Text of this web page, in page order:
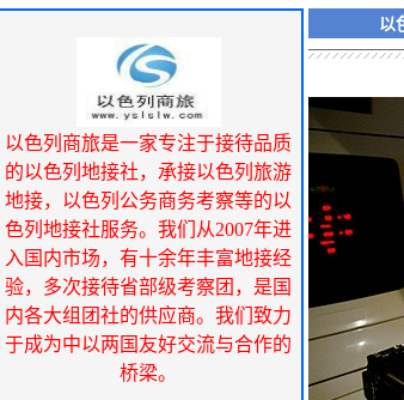
以色列商旅是一家专注于接待品质
的以色列地接社，承接以色列旅游
地接，以色列公务商务考察等的以
色列地接社服务。我们从2007年进
入国内市场，有十余年丰富地接经
验，多次接待省部级考察团，是国
内各大组团社的供应商。我们致力
于成为中以两国友好交流与合作的
桥梁。
以